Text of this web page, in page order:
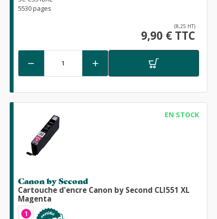
5530 pages
(8,25 HT)
9,90 € TTC
 
EN STOCK
Canon by Second
Cartouche d'encre Canon by Second CLI551 XL
Magenta
1